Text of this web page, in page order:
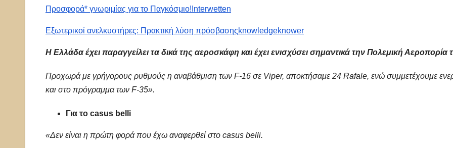
Προσφορά* γνωριμίας για το Παγκόσμιο! Interwetten
Εξωτερικοί ανελκυστήρες: Πρακτική λύση πρόσβασηςknowledgeknower
Η Ελλάδα έχει παραγγείλει τα δικά της αεροσκάφη και έχει ενισχύσει σημαντικά την Πολεμική Αεροπορία
Προχωρά με γρήγορους ρυθμούς η αναβάθμιση των F-16 σε Viper, αποκτήσαμε 24 Rafale, ενώ συμμετέχουμε
και στο πρόγραμμα των F-35».
Για το casus belli
«Δεν είναι η πρώτη φορά που έχω αναφερθεί στο casus belli.